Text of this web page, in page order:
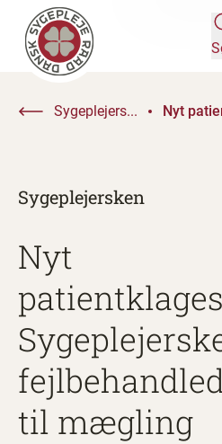
Sygeplejers... Nyt
Sygeplejersken
Nyt
til mægling